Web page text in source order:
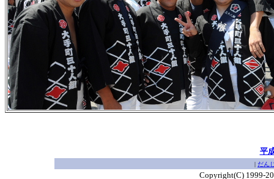
平
| だん
Copyright(C) 1999-